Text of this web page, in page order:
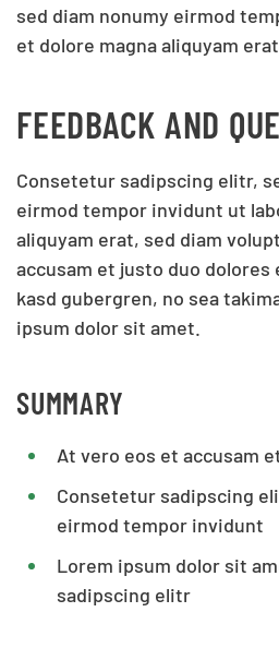
sed diam nonumy eirmod
et dolore magna aliquyam
FEEDBACK AND
Consetetur sadipscing elitr,
eirmod tempor invidunt ut
aliquyam erat, sed diam
accusam et justo duo
kasd gubergren, no sea
ipsum dolor sit amet.
SUMMARY
At vero eos et accusam
Consetetur sadipscing
eirmod tempor invidunt
Lorem ipsum dolor sit
sadipscing elitr